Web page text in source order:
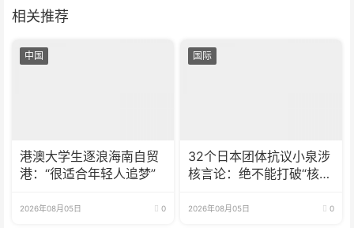
相关推荐
中国
港澳大学生逐浪海南自贸
港：“很适合年轻人追梦”
2026年08月05日 0
国际
32个日本团体抗议小泉涉
核言论：绝不能打破“核武
2026年08月05日 0